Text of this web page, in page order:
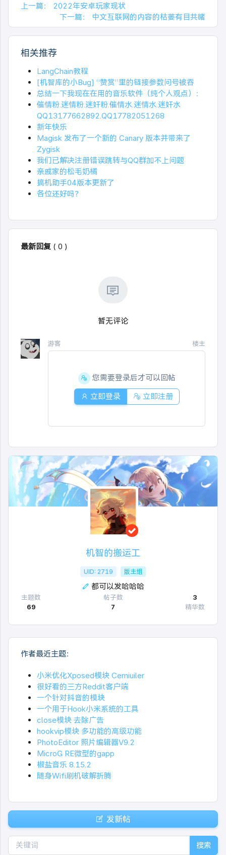
上一篇：
2022年安卓玩家现状
下一篇：
中文互联网的内容的枯萎有目共睹
相关推荐
LangChain教程
[机智库的小Bug] “赞赏”里的链接参数问号被吞
总结一下我现在在用的音乐软件（纯个人观点）：
催情粉.迷情粉.迷奸粉.催情水.迷情水.迷奸水
QQ13177662892.QQ17782051268
新年快乐
Magisk 发布了一个新的 Canary 版本并带来了
Zygisk
我们已解决注册错误跳转与QQ群加不上问题
亲戚家的松毛奶橘
搞机助手04版本更新了
各位还好吗？
最新回复 ( 0 )
暂无评论
游客 楼主
您需要登录后才可以回帖
立即登录
立即注册
机智的搬运工
UID: 2719 版主组
都可以发哈哈哈
主题数
69
帖子数
7
3
精华数
作者最近主题：
小米优化Xposed模块 Cemiuiler
很好看的三方Reddit客户端
一个针对抖音的模块
一个用于Hook小米系统的工具
close模块 去除广告
hookvip模块 多功能的高级功能
PhotoEditor 照片编辑器V9.2
MicroG RE微型的gapp
椒盐音乐 8.15.2
随身Wifi刷机破解折腾
发新帖
搜索